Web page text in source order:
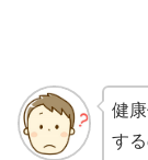
健
す